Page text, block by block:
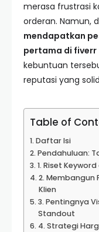
merasa frustrasi
orderan. Namun,
mendapatkan
pertama di fiverr
kebuntuan
reputasi yang
Table of
Daftar Isi
Pendahuluan:
1. Riset
2. Membangun
Klien
3. Pentingnya
Standout
4. Strategi